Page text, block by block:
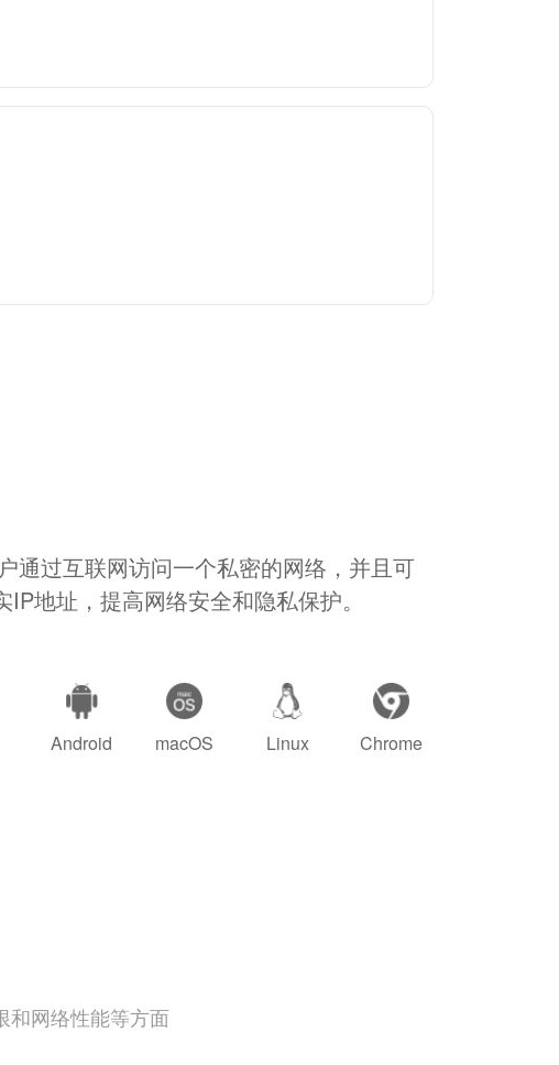
通过互联网访问一个私密的网络，并且可
地址，提高网络安全和隐私保护。
Android macOS Linux Chrome
和网络性能等方面